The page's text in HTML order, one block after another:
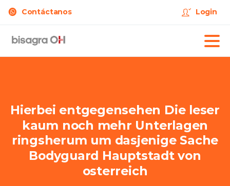
Contáctanos Login
Hierbei entgegensehen Die leser
kaum noch mehr Unterlagen
ringsherum um dasjenige Sache
Bodyguard Hauptstadt von
osterreich